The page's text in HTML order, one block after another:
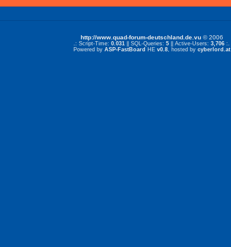
http://www.quad-forum-deutschland.de.vu© 2006
.: Script-Time: 0.031 || SQL-Queries: 5 || Active-Users: 3,706 :.
Powered by ASP-FastBoard HE v0.8, hosted by cyberlord.at